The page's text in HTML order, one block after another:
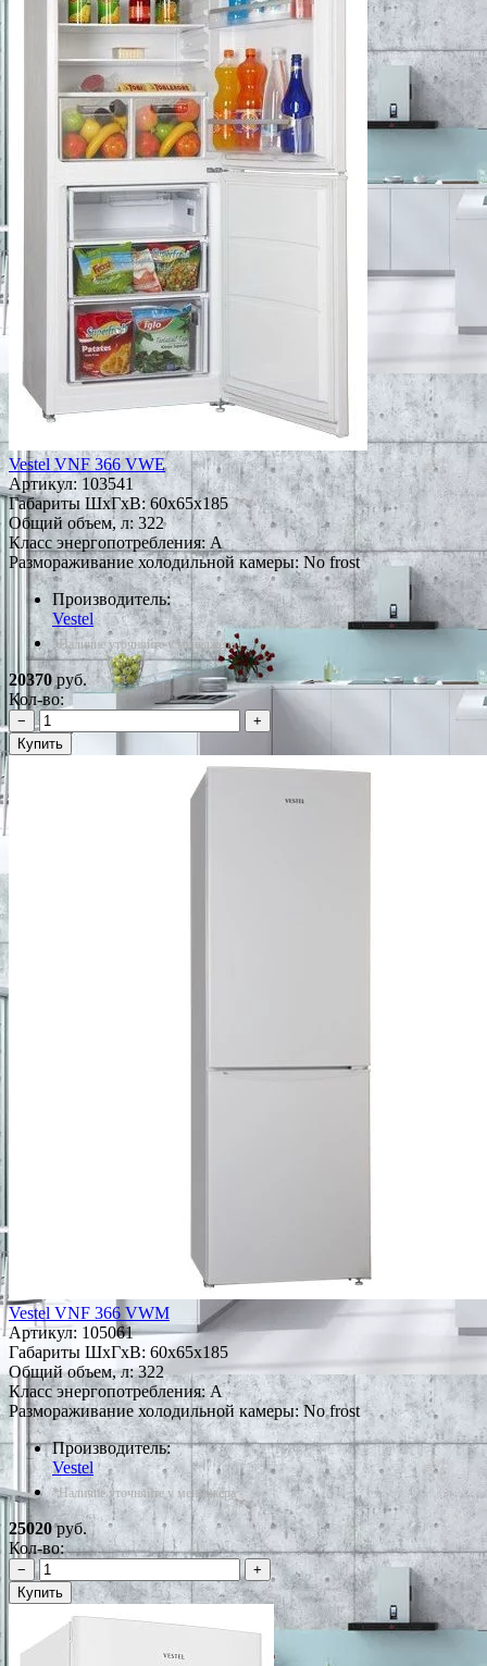
Vestel VNF 366 VWE
Артикул: 103541
Габариты ШxГxВ: 60x65x185
Общий объем, л: 322
Класс энергопотребления: A
Размораживание холодильной камеры: No frost
Производитель:
Vestel
*Наличие уточняйте у менеджера
20370 руб.
Кол-во:
−
+
Купить
Vestel VNF 366 VWM
Артикул: 105061
Габариты ШxГxВ: 60x65x185
Общий объем, л: 322
Класс энергопотребления: A
Размораживание холодильной камеры: No frost
Производитель:
Vestel
*Наличие уточняйте у менеджера
25020руб.
Кол-во:
−
+
Купить